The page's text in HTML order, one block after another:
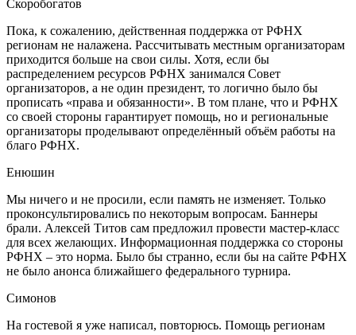
Скоробогатов
Пока, к сожалению, действенная поддержка от РФНХ
регионам не налажена. Рассчитывать местным организаторам
приходится больше на свои силы. Хотя, если бы
распределением ресурсов РФНХ занимался Совет
организаторов, а не один президент, то логично было бы
прописать «права и обязанности». В том плане, что и РФНХ
со своей стороны гарантирует помощь, но и региональные
организаторы проделывают определённый объём работы на
благо РФНХ.
Енюшин
Мы ничего и не просили, если память не изменяет. Только
проконсультировались по некоторым вопросам. Баннеры
брали. Алексей Титов сам предложил провести мастер-класс
для всех желающих. Информационная поддержка со стороны
РФНХ – это норма. Было бы странно, если бы на сайте РФНХ
не было анонса ближайшего федерального турнира.
Симонов
На гостевой я уже написал, повторюсь. Помощь регионам